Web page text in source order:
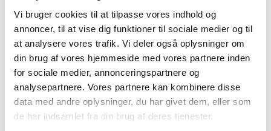
Vi bruger cookies til at tilpasse vores indhold og
annoncer, til at vise dig funktioner til sociale medier og til
at analysere vores trafik. Vi deler også oplysninger om
din brug af vores hjemmeside med vores partnere inden
for sociale medier, annonceringspartnere og
analysepartnere. Vores partnere kan kombinere disse
data med andre oplysninger, du har givet dem, eller som
de har indsamlet fra din brug af deres tjenester.
Det kan være svært at finde imprægnering, der er PFAS fri,
dog er det nemt at finde, hvis du ved hvad du skal kigge efter.
Her er nogle nøgleord som kan hjælpe dig på vej: PFC-fri,
PFAS-fri, Flourcarbonfri, miljøvenlig eller økologisk.
Hvordan bliver mit telt vandtæt?
Ved imprægnering af dit telt, opnår teltet vandtæthed og